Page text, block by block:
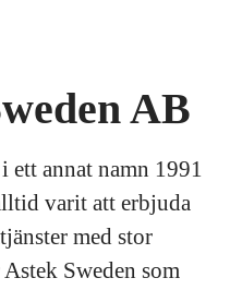
AB
ett annat namn 1991
varit att erbjuda
med stor
Sweden som